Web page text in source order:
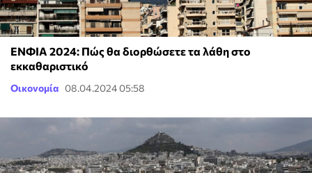
ΕΝΦΙΑ 2024: Πώς θα διορθώσετε τα λάθη στο
εκκαθαριστικό
Οικονομία 08.04.2024 05:58